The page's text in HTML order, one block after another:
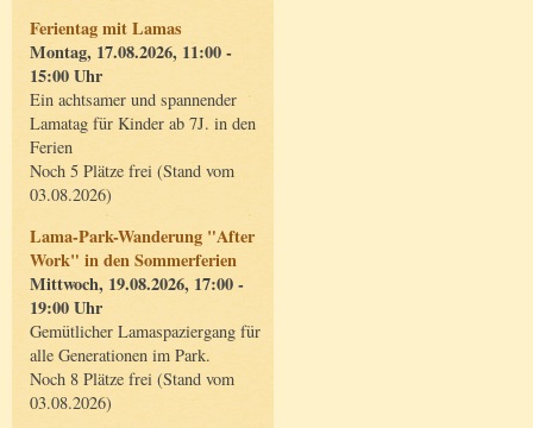
Ferientag mit Lamas
Montag, 17.08.2026, 11:00 -
15:00 Uhr
Ein achtsamer und spannender
Lamatag für Kinder ab 7J. in den
Ferien
Noch 5 Plätze frei (Stand vom
03.08.2026)
Lama-Park-Wanderung "After
Work" in den Sommerferien
Mittwoch, 19.08.2026, 17:00 -
19:00 Uhr
Gemütlicher Lamaspaziergang für
alle Generationen im Park.
Noch 8 Plätze frei (Stand vom
03.08.2026)